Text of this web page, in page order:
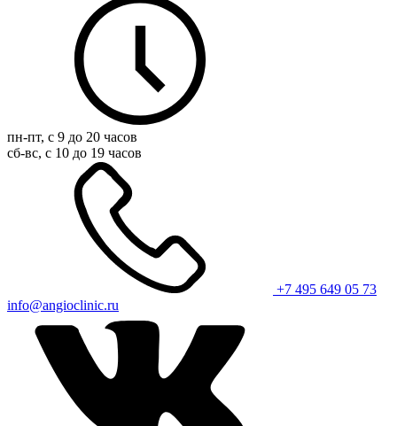
пн-пт, с 9 до 20 часов
сб-вс, с 10 до 19 часов
+7 495 649 05 73
info@angioclinic.ru